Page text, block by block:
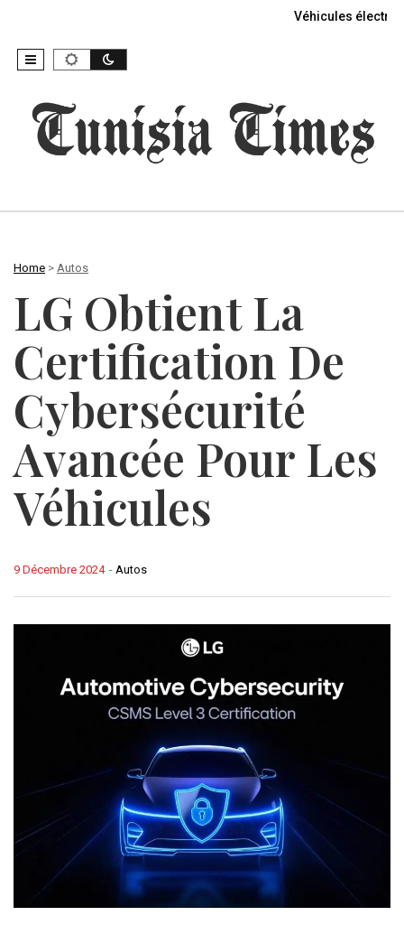
Véhicules
Home > Autos
LG Obtient La
Certification De
Cybersécurité
Avancée Pour Les
Véhicules
- Autos
9 Décembre 2024